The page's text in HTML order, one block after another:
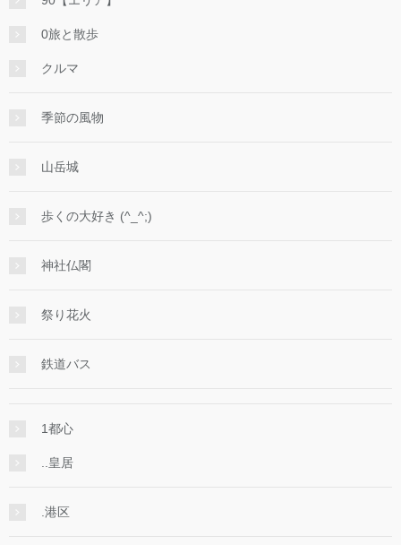
0旅と散歩
クルマ
季節の風物
山岳城
歩くの大好き (^_^;)
神社仏閣
祭り花火
鉄道バス
1都心
..皇居
.港区